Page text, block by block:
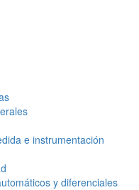
e instrumentación
y diferenciales